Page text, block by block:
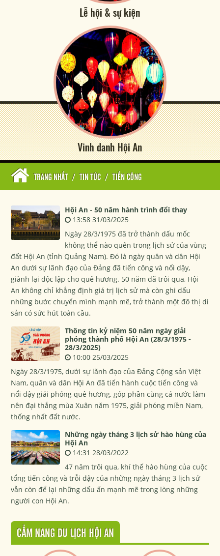
Lễ hội & sự kiện
Vinh danh Hội An
TRANG NHẤT / TIN TỨC / TIẾN CÔNG
Hội An - 50 năm hành trình đổi thay
13:58 31/03/2025
Ngày 28/3/1975 đã trở thành dấu mốc
không thể nào quên trong lịch sử của vùng
đất Hội An (tỉnh Quảng Nam). Đó là ngày quân và dân Hội
An dưới sự lãnh đạo của Đảng đã tiến công và nổi dậy,
giành lại độc lập cho quê hương. 50 năm đã trôi qua, Hội
An không chỉ khẳng định giá trị lịch sử mà còn ghi dấu
những bước chuyển mình mạnh mẽ, trở thành một đô thị di
sản có sức hút toàn cầu.
Thông tin kỷ niệm 50 năm ngày giải
phóng thành phố Hội An (28/3/1975 -
28/3/2025)
10:00 25/03/2025
Ngày 28/3/1975, dưới sự lãnh đạo của Đảng Cộng sản Việt
Nam, quân và dân Hội An đã tiến hành cuộc tiến công và
nổi dậy giải phóng quê hương, góp phần cùng cả nước làm
nên đại thắng mùa Xuân năm 1975, giải phóng miền Nam,
thống nhất đất nước.
Những ngày tháng 3 lịch sử hào hùng của
Hội An
14:31 28/03/2022
47 năm trôi qua, khí thế hào hùng của cuộc
tổng tiến công và trỗi dậy của những ngày tháng 3 lịch sử
vẫn còn để lại những dấu ấn mạnh mẽ trong lòng những
người con Hội An.
CẨM NANG DU LỊCH HỘI AN